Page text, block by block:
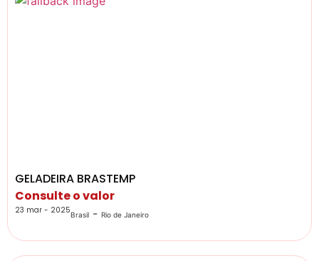
GELADEIRA BRASTEMP
Consulte o valor
23 mar - 2025Brasil - Rio de Janeiro